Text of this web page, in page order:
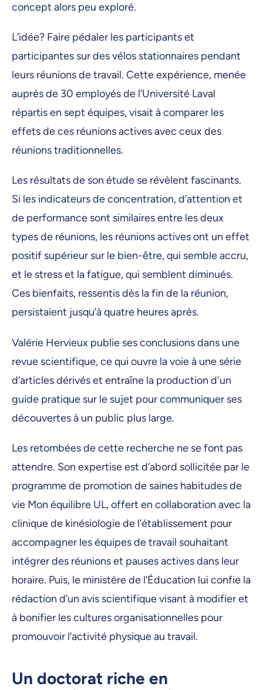
concept alors peu exploré.
L’idée? Faire pédaler les participants et
participantes sur des vélos stationnaires pendant
leurs réunions de travail. Cette expérience, menée
auprès de 30 employés de l’Université Laval
répartis en sept équipes, visait à comparer les
effets de ces réunions actives avec ceux des
réunions traditionnelles.
Les résultats de son étude se révèlent fascinants.
Si les indicateurs de concentration, d’attention et
de performance sont similaires entre les deux
types de réunions, les réunions actives ont un effet
positif supérieur sur le bien-être, qui semble accru,
et le stress et la fatigue, qui semblent diminués.
Ces bienfaits, ressentis dès la fin de la réunion,
persistaient jusqu’à quatre heures après.
Valérie Hervieux publie ses conclusions dans une
revue scientifique, ce qui ouvre la voie à une série
d’articles dérivés et entraîne la production d'un
guide pratique sur le sujet pour communiquer ses
découvertes à un public plus large.
Les retombées de cette recherche ne se font pas
attendre. Son expertise est d’abord sollicitée par le
programme de promotion de saines habitudes de
vie Mon équilibre UL, offert en collaboration avec la
clinique de kinésiologie de l’établissement pour
accompagner les équipes de travail souhaitant
intégrer des réunions et pauses actives dans leur
horaire. Puis, le ministère de l’Éducation lui confie la
rédaction d’un avis scientifique visant à modifier et
à bonifier les cultures organisationnelles pour
promouvoir l’activité physique au travail.
Un doctorat riche en